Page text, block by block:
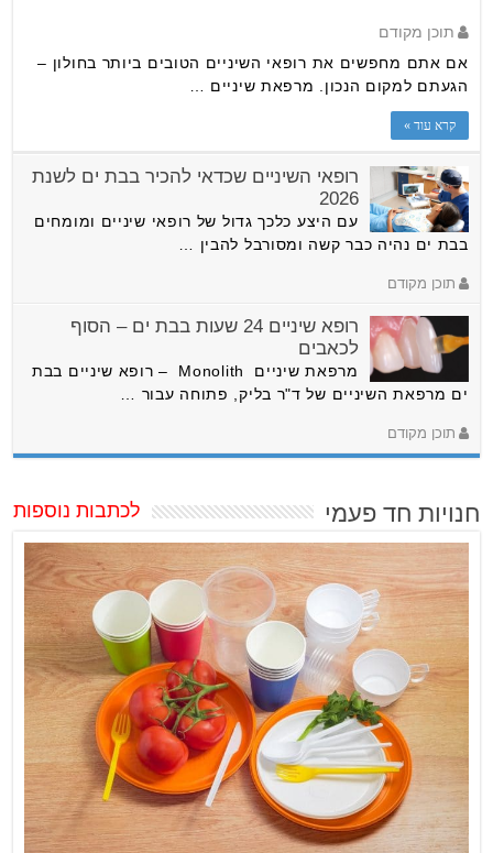
תוכן מקודם
אם אתם מחפשים את רופאי השיניים הטובים ביותר בחולון –
הגעתם למקום הנכון. מרפאת שיניים …
קרא עוד »
רופאי השיניים שכדאי להכיר בבת ים לשנת
2026
עם היצע כלכך גדול של רופאי שיניים ומומחים
בבת ים נהיה כבר קשה ומסורבל להבין …
תוכן מקודם
רופא שיניים 24 שעות בבת ים – הסוף
לכאבים
מרפאת שיניים Monolith – רופא שיניים בבת
ים מרפאת השיניים של ד"ר בליק, פתוחה עבור …
תוכן מקודם
חנויות חד פעמי לכתבות נוספות